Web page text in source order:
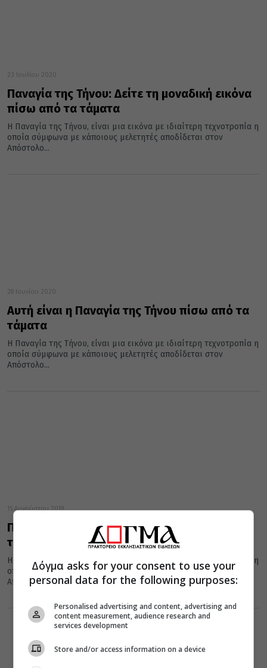
23 Ιουλίου 2020
Παναγία της Τήνου: Δείτε τη μοναδική εικόνα
πίσω από τα τάματα
Η Παναγία της Τήνου, είναι μια εικόνα με ιδιαίτερη τεχνοτροπία η
οποία σύμφωνα με κάποιους μελετητές αποδίδεται στον
Απόστολο...
28 Ιουνίου 2020
Αυτή είναι η Παναγία της Τήνου πίσω από τα
τάματα
Η Παναγία της Τήνου, είναι μια εικόνα με ιδιαίτερη τεχνοτροπία η
οποία σύμφωνα με κάποιους μελετητές αποδίδεται στον
Απόστολο...
15 Αυγούστου 2019
Πώς είναι η Παναγία της Τήνου πίσω από τα
τάματα
Η Παναγία της Τήνου, είναι μια εικόνα με ιδιαίτερη τεχνοτροπία η
οποία σύμφωνα με κάποιους μελετητές αποδίδεται στον
Απόστολο...
Δόγμα asks for your consent to use your
personal data for the following purposes:
Personalised advertising and content, advertising and
content measurement, audience research and
services development
Store and/or access information on a device